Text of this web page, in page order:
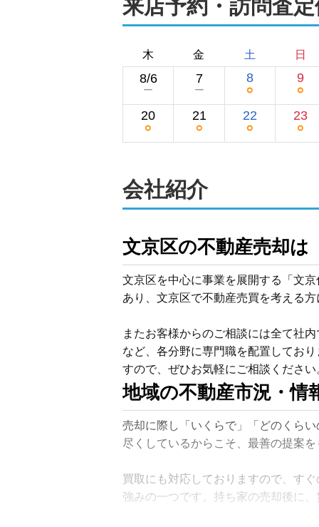
来店予約・訪問査
木 金 土 日
8/6
ー
7
ー
8
○
9
○
20
○
21
○
22
○
23
○
会社紹介
文京区を中心に事業を展開する「文
あり、文京区で不動産売買を考える
またお客様からのご相談には全て社
など、各分野に専門職を配置してお
地域の不動産市況・
売却に際し「いくらで」「どのくら
尽くしているからこそ、最善の提案
買取にも対応しておりますので、す
強みの一つです。持ち家の売却後に